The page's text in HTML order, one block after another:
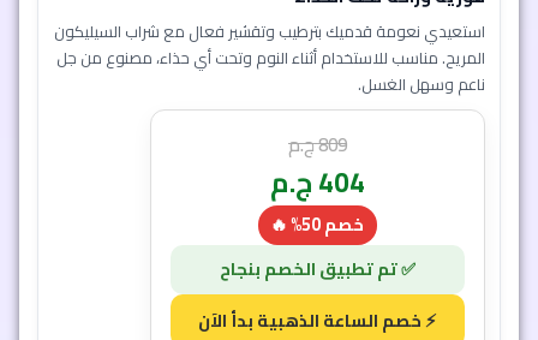
استعيدي نعومة قدميك بترطيب وتقشير فعال مع شراب السيليكون
المريح. مناسب للاستخدام أثناء النوم وتحت أي حذاء، مصنوع من جل
ناعم وسهل الغسل.
809ج.م
404ج.م
خصم 50% 🔥